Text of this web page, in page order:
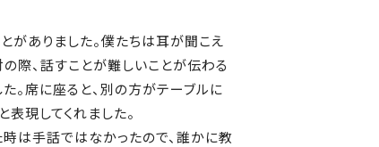
がありました。僕たちは耳が聞こえ
の際、話すことが難しいことが伝わる
。席に座ると、別の方がテーブルに
表現してくれました。
は手話ではなかったので、誰かに教